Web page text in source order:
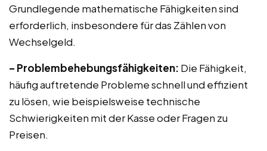
Grundlegende mathematische Fähigkeiten sind
erforderlich, insbesondere für das Zählen von
Wechselgeld.
– Problembehebungsfähigkeiten: Die Fähigkeit,
häufig auftretende Probleme schnell und effizient
zu lösen, wie beispielsweise technische
Schwierigkeiten mit der Kasse oder Fragen zu
Preisen.